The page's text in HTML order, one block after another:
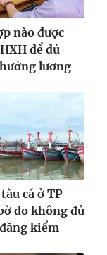
nào được
để đủ
lương
cá ở TP
do không đủ
kiểm